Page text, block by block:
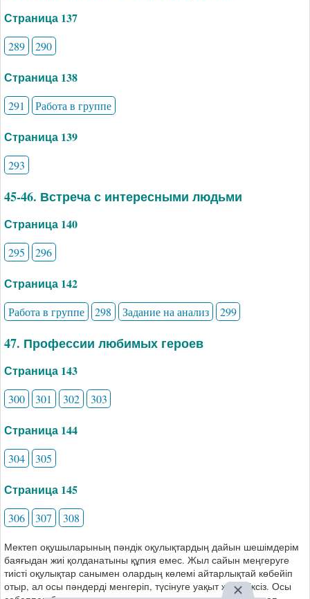
Страница 137
289 290
Страница 138
291 Работа в группе
Страница 139
293
45-46. Встреча с интересными людьми
Страница 140
295 296
Страница 142
Работа в группе 298 Задание на анализ 299
47. Профессии любимых героев
Страница 143
300 301 302 303
Страница 144
304 305
Страница 145
306 307 308
Мектеп оқушыларының пәндік оқулықтардың дайын шешімдерім
баяғыдан жиі қолданатыны құпия емес. Жыл сайын меңгеруге
тиісті оқулықтар санымен олардың көлемі айтарлықтай көбейіп
отыр, ал осы пәндерді менгеріп, түсінуге уақыт жеткіліксіз. Осы